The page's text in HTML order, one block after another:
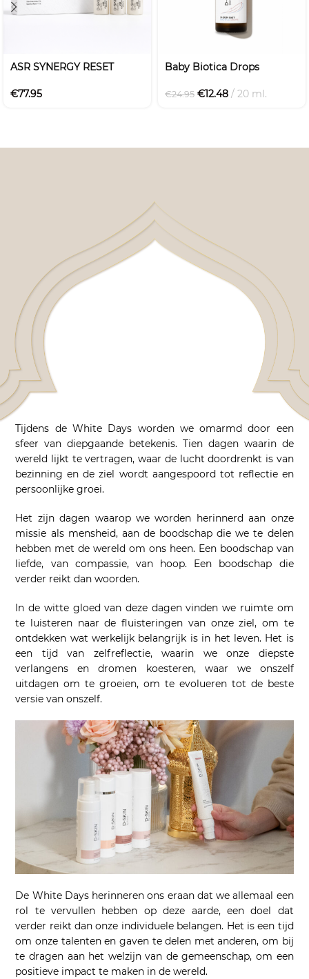
ASR SYNERGY RESET
€77.95
Baby Biotica Drops
€24.95 €12.48 20 ml.
Tijdens de White Days worden we omarmd door een
sfeer van diepgaande betekenis. Tien dagen waarin de
wereld lijkt te vertragen, waar de lucht doordrenkt is van
bezinning en de ziel wordt aangespoord tot reflectie en
persoonlijke groei.
Het zijn dagen waarop we worden herinnerd aan onze
missie als mensheid, aan de boodschap die we te delen
hebben met de wereld om ons heen. Een boodschap van
liefde, van compassie, van hoop. Een boodschap die
verder reikt dan woorden.
In de witte gloed van deze dagen vinden we ruimte om
te luisteren naar de fluisteringen van onze ziel, om te
ontdekken wat werkelijk belangrijk is in het leven. Het is
een tijd van zelfreflectie, waarin we onze diepste
verlangens en dromen koesteren, waar we onszelf
uitdagen om te groeien, om te evolueren tot de beste
versie van onszelf.
De White Days herinneren ons eraan dat we allemaal een
rol te vervullen hebben op deze aarde, een doel dat
verder reikt dan onze individuele belangen. Het is een tijd
om onze talenten en gaven te delen met anderen, om bij
te dragen aan het welzijn van de gemeenschap, om een
positieve impact te maken in de wereld.